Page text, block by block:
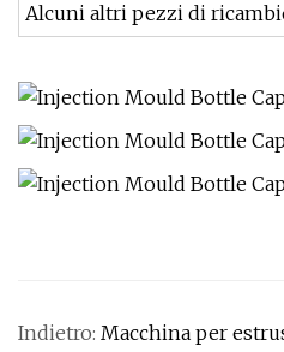
Alcuni altri pezzi di
Indietro: Macchina per